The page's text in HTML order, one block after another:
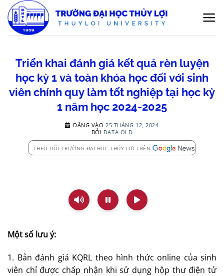
qua
nội
Triển khai đánh giá kết quả rèn luyện
học kỳ 1 và toàn khóa học đối với sinh
viên chính quy làm tốt nghiệp tại học kỳ
1 năm học 2024-2025
ĐĂNG VÀO 25 THÁNG 12, 2024
BỞI DATA OLD
THEO DÕI TRƯỜNG ĐẠI HỌC THỦY LỢI TRÊN
Một số lưu ý:
1. Bản đánh giá KQRL theo hình thức online của sinh
viên chỉ được chấp nhận khi sử dụng hộp thư điện tử